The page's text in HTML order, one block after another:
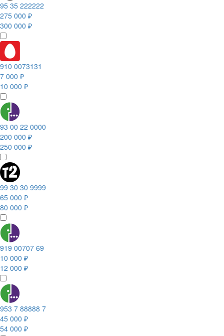
95 35 222222
275 000 ₽
300 000 ₽
910 0073131
7 000 ₽
10 000 ₽
93 00 22 0000
200 000 ₽
250 000 ₽
99 30 30 9999
65 000 ₽
80 000 ₽
919 00707 69
10 000 ₽
12 000 ₽
953 7 88888 7
45 000 ₽
54 000 ₽